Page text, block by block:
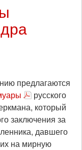
предлагаются
русского
который
заключения за
давшего
на мирную